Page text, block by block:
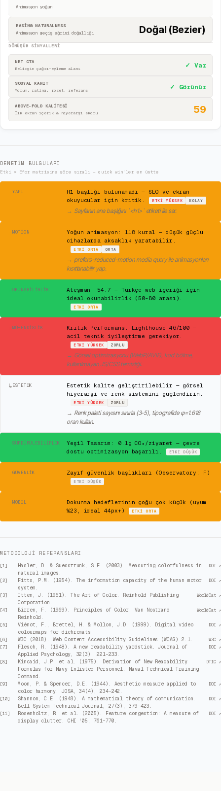
Animasyon yoğun
EASING NATURALNESS
Animasyon geçiş eğrisi doğallığı
Doğal (Bezier)
DÖNÜŞÜM SINYALLERI
NET CTA
Belirgin çağrı-eyleme alanı ✓ Var
SOSYAL KANIT
Yorum, rating, rozet, referans ✓ Görünür
ABOVE-FOLD KALİTESİ
İlk ekran içerik & hiyerarşi skoru 59
DENETIM BULGULARI
Etki × Efor matrisine göre sıralı — quick win'ler en üstte
YAPI
H1 başlığı bulunamadı — SEO ve ekran
okuyucular için kritik.
ETKIYÜKSEK KOLAY
→ Sayfanın ana başlığını `<h1>` etiketi ile sar.
MOTION
Yoğun animasyon: 118 kural — düşük güçlü
cihazlarda aksaklık yaratabilir.
ETKIORTA ORTA
→ prefers-reduced-motion media query ile animasyonları
kısıtlanabilir yap.
OKUNABILIRLIK
Ateşman: 54.7 — Türkçe web içeriği için
ideal okunabilirlik (50-80 arası).
ETKIORTA
MÜHENDISLIK
Kritik Performans: Lighthouse 46/100 —
acil teknik iyileştirme gerekiyor.
ETKIYÜKSEK ZORLU
→ Görsel optimizasyonu (WebP/AVIF), kod bölme,
kullanılmayan JS/CSS temizliği.
↳ ESTETIK
Estetik kalite geliştirilebilir — görsel
hiyerarşi ve renk sistemini güçlendirin.
ETKIYÜKSEK ZORLU
→ Renk paleti sayısını sınırla (3-5), tipografide φ=1.618
oran kullan.
SÜRDÜRÜLEBILIRLIK
Yeşil Tasarım: 0.1g CO₂/ziyaret — çevre
dostu optimizasyon başarılı.
ETKI DÜŞÜK
GÜVENLIK Zayıf güvenlik başlıkları (Observatory: F)
ETKI DÜŞÜK
MOBIL
Dokunma hedeflerinin çoğu çok küçük (uyum
%23, ideal 44px+)
ETKI ORTA
METODOLOJI REFERANSLARI
[1]
Hasler, D. & Suesstrunk, S.E. (2003). Measuring colorfulness in
natural images.
DOI ↗
[2]
Fitts, P.M. (1954). The information capacity of the human motor
system.
DOI ↗
[3]
Itten, J. (1961). The Art of Color. Reinhold Publishing
Corporation.
WorldCat ↗
[4]
Birren, F. (1969). Principles of Color. Van Nostrand
Reinhold.
WorldCat ↗
[5]
Viénot, F., Brettel, H. & Mollon, J.D. (1999). Digital video
colourmaps for dichromats.
DOI ↗
[6] W3C (2018). Web Content Accessibility Guidelines (WCAG) 2.1.
W3C ↗
[7]
Flesch, R. (1948). A new readability yardstick. Journal of
Applied Psychology, 32(3), 221–233.
DOI ↗
[8]
Kincaid, J.P. et al. (1975). Derivation of New Readability
Formulas for Navy Enlisted Personnel. Naval Technical Training
Command.
DTIC ↗
[9]
Moon, P. & Spencer, D.E. (1944). Aesthetic measure applied to
color harmony. JOSA, 34(4), 234–242.
DOI ↗
[10]
Shannon, C.E. (1948). A mathematical theory of communication.
Bell System Technical Journal, 27(3), 379–423.
DOI ↗
[11]
Rosenholtz, R. et al. (2005). Feature congestion: A measure of
display clutter. CHI '05, 761–770.
DOI ↗